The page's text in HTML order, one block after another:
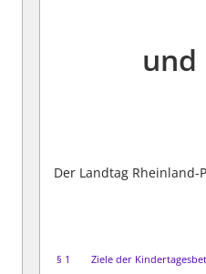
und
Der Landtag Rheinland-
§ 1
Ziele der